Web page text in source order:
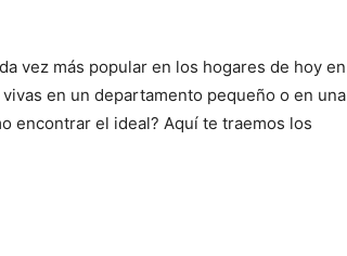
vez más popular en los hogares de hoy en
en un departamento pequeño o en una
encontrar el ideal? Aquí te traemos los